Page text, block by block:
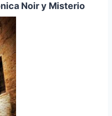
Noir y Misterio